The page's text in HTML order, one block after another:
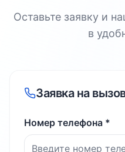
Оставьте заявку и
в
Заявка на
Номер телефона *